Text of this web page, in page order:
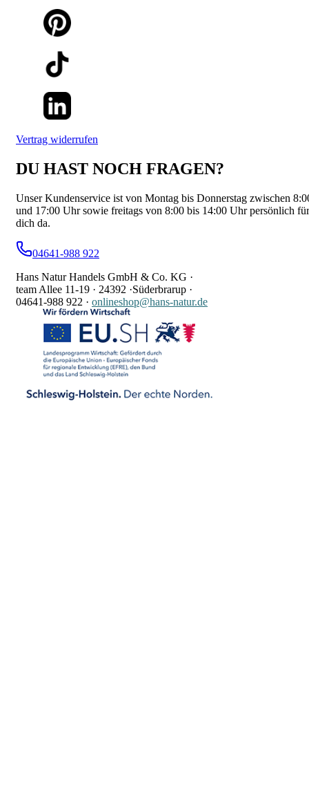
Vertrag widerrufen
DU HAST NOCH FRAGEN?
Unser Kundenservice ist von Montag bis Donnerstag zwischen
und 17:00 Uhr sowie freitags von 8:00 bis 14:00 Uhr persönlich für
dich da.
04641-988 922
Hans Natur Handels GmbH & Co. KG ·
team Allee 11-19 · 24392 ·Süderbrarup ·
04641-988 922 · onlineshop@hans-natur.de